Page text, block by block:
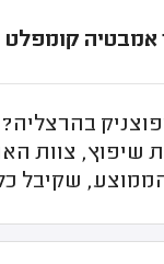
אמבטיה קומפלט
שיפוץ, צוות
שקיבל